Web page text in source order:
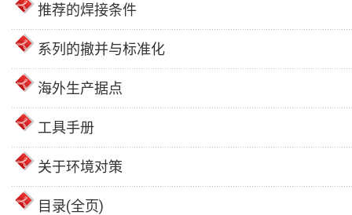
推荐的焊接条件
系列的撤并与标准化
海外生产据点
工具手册
关于环境对策
目录(全页)